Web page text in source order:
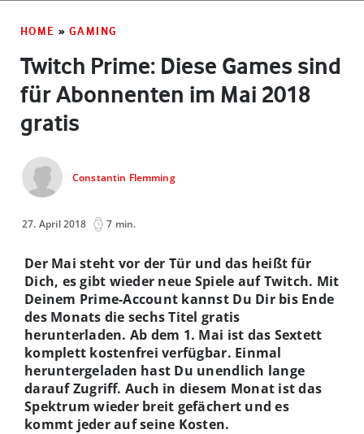
HOME » GAMING
Twitch Prime: Diese Games sind
für Abonnenten im Mai 2018
gratis
Constantin Flemming
27. April 2018 7 min.
Der Mai steht vor der Tür und das heißt für
Dich, es gibt wieder neue Spiele auf Twitch. Mit
Deinem Prime-Account kannst Du Dir bis Ende
des Monats die sechs Titel gratis
herunterladen. Ab dem 1. Mai ist das Sextett
komplett kostenfrei verfügbar. Einmal
heruntergeladen hast Du unendlich lange
darauf Zugriff. Auch in diesem Monat ist das
Spektrum wieder breit gefächert und es
kommt jeder auf seine Kosten.